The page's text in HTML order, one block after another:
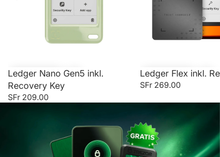
Ledger Nano Gen5 inkl.
Recovery Key
SFr 209.00
Ledger Flex inkl.
SFr 269.00